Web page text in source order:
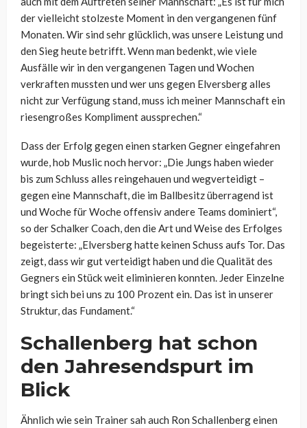
der vielleicht stolzeste Moment in den vergangenen fünf
Monaten. Wir sind sehr glücklich, was unsere Leistung und
den Sieg heute betrifft. Wenn man bedenkt, wie viele
Ausfälle wir in den vergangenen Tagen und Wochen
verkraften mussten und wer uns gegen Elversberg alles
nicht zur Verfügung stand, muss ich meiner Mannschaft ein
riesengroßes Kompliment aussprechen.“
Dass der Erfolg gegen einen starken Gegner eingefahren
wurde, hob Muslic noch hervor: „Die Jungs haben wieder
bis zum Schluss alles reingehauen und wegverteidigt –
gegen eine Mannschaft, die im Ballbesitz überragend ist
und Woche für Woche offensiv andere Teams dominiert“,
so der Schalker Coach, den die Art und Weise des Erfolges
begeisterte: „Elversberg hatte keinen Schuss aufs Tor. Das
zeigt, dass wir gut verteidigt haben und die Qualität des
Gegners ein Stück weit eliminieren konnten. Jeder Einzelne
bringt sich bei uns zu 100 Prozent ein. Das ist in unserer
Struktur, das Fundament.“
Schallenberg hat schon
den Jahresendspurt im
Blick
Ähnlich wie sein Trainer sah auch Ron Schallenberg einen